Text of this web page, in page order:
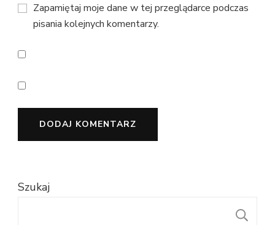
Zapamiętaj moje dane w tej przeglądarce podczas
pisania kolejnych komentarzy.
Szukaj